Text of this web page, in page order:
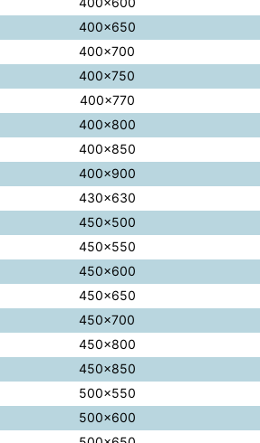
400×650
400×700
400×750
400×770
400×800
400×850
400×900
430×630
450×500
450×550
450×600
450×650
450×700
450×800
450×850
500×550
500×600